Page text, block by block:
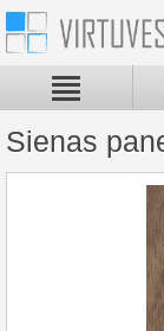
Sienas